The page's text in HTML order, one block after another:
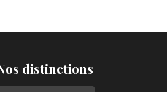
distinctions